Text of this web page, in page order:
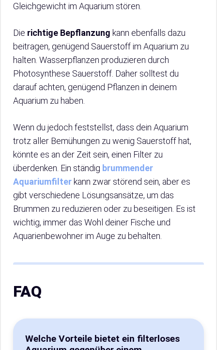
Gleichgewicht im Aquarium stören.
Die richtige Bepflanzung kann ebenfalls dazu
beitragen, genügend Sauerstoff im Aquarium zu
halten. Wasserpflanzen produzieren durch
Photosynthese Sauerstoff. Daher solltest du
darauf achten, genügend Pflanzen in deinem
Aquarium zu haben.
Wenn du jedoch feststellst, dass dein Aquarium
trotz aller Bemühungen zu wenig Sauerstoff hat,
könnte es an der Zeit sein, einen Filter zu
überdenken. Ein ständig brummender
Aquariumfilter kann zwar störend sein, aber es
gibt verschiedene Lösungsansätze, um das
Brummen zu reduzieren oder zu beseitigen. Es ist
wichtig, immer das Wohl deiner Fische und
Aquarienbewohner im Auge zu behalten.
FAQ
Welche Vorteile bietet ein filterloses